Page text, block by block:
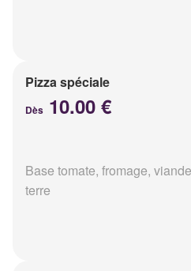
Pizza spéciale
Dès 10.00 €
Base tomate, fromage,
terre